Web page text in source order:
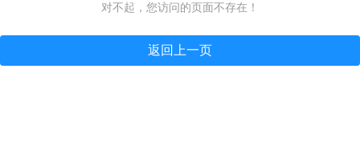
对不起，您访问的页面不存在！
返回上一页